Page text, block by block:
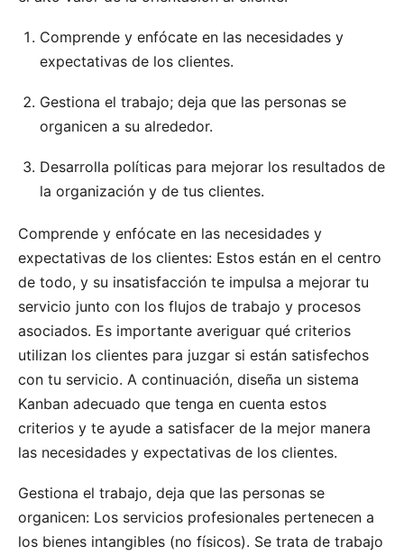
Comprende y enfócate en las necesidades y
expectativas de los clientes.
Gestiona el trabajo; deja que las personas se
organicen a su alrededor.
Desarrolla políticas para mejorar los resultados de
la organización y de tus clientes.
Comprende y enfócate en las necesidades y
expectativas de los clientes: Estos están en el centro
de todo, y su insatisfacción te impulsa a mejorar tu
servicio junto con los flujos de trabajo y procesos
asociados. Es importante averiguar qué criterios
utilizan los clientes para juzgar si están satisfechos
con tu servicio. A continuación, diseña un sistema
Kanban adecuado que tenga en cuenta estos
criterios y te ayude a satisfacer de la mejor manera
las necesidades y expectativas de los clientes.
Gestiona el trabajo, deja que las personas se
organicen: Los servicios profesionales pertenecen a
los bienes intangibles (no físicos). Se trata de trabajo